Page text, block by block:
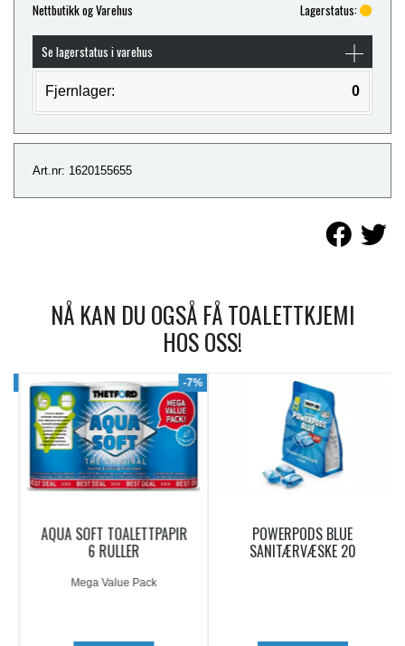
Nettbutikk og Varehus Lagerstatus:
Se lagerstatus i varehus
Fjernlager: 0
Art.nr: 1620155655
NÅ KAN DU OGSÅ FÅ TOALETTKJEMI
HOS OSS!
-7%
AQUA SOFT TOALETTPAPIR
6 RULLER
Mega Value Pack
POWERPODS BLUE
SANITÆRVÆSKE 20